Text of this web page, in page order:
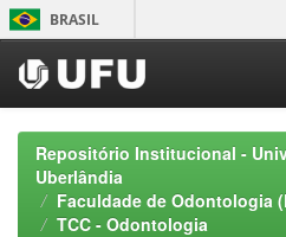
Skip
navigation
BRASIL
Repositório Institucional -
Uberlândia
Faculdade de Odontologia
TCC - Odontologia